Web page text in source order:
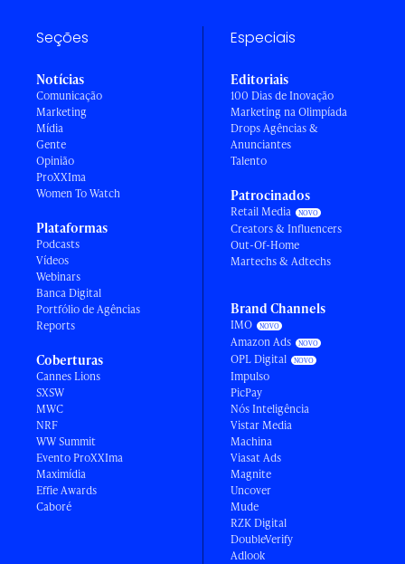
Seções
Notícias
Comunicação
Marketing
Mídia
Gente
Opinião
ProXXIma
Women To Watch
Plataformas
Podcasts
Vídeos
Webinars
Banca Digital
Portfólio de Agências
Reports
Coberturas
Cannes Lions
SXSW
MWC
NRF
WW Summit
Evento ProXXIma
Maximídia
Effie Awards
Caboré
Especiais
Editoriais
100 Dias de Inovação
Marketing na Olimpíada
Drops Agências &
Anunciantes
Talento
Patrocinados
Retail Media
Creators & Influencers
Out-Of-Home
Martechs & Adtechs
Brand Channels
IMO
Amazon Ads
OPL Digital
Impulso
PicPay
Nós Inteligência
Vistar Media
Machina
Viasat Ads
Magnite
Uncover
Mude
RZK Digital
DoubleVerify
Adlook